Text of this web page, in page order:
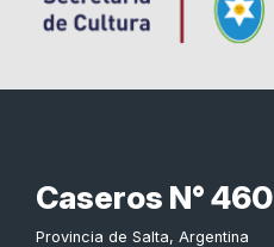
Caseros N° 460
Provincia de Salta, Argentina